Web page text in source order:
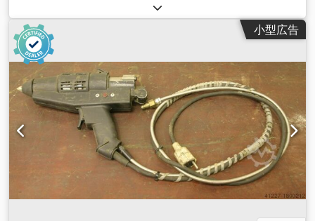
ル: ホットグルーシステム -数：4倍利用可能 -価格：1枚あたり
-寸法図。100/30/H30 mm Dkodpfjdntftox Alyjr -重量：0.3kg
小型広告